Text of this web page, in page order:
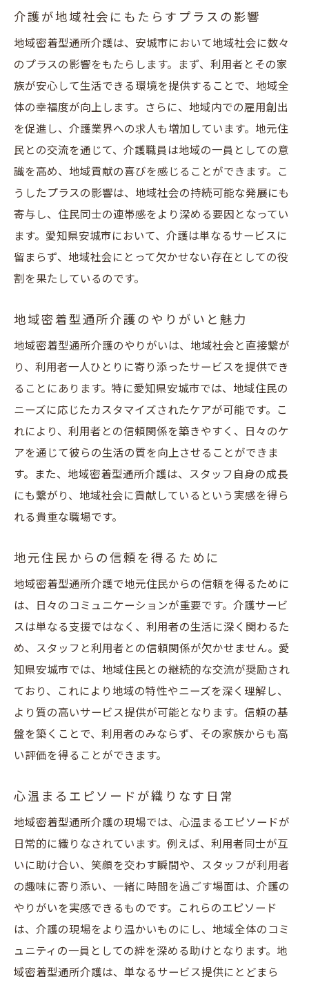
介護が地域社会にもたらすプラスの影響
地域密着型通所介護は、安城市において地域社会に数々
のプラスの影響をもたらします。まず、利用者とその家
族が安心して生活できる環境を提供することで、地域全
体の幸福度が向上します。さらに、地域内での雇用創出
を促進し、介護業界への求人も増加しています。地元住
民との交流を通じて、介護職員は地域の一員としての意
識を高め、地域貢献の喜びを感じることができます。こ
うしたプラスの影響は、地域社会の持続可能な発展にも
寄与し、住民同士の連帯感をより深める要因となってい
ます。愛知県安城市において、介護は単なるサービスに
留まらず、地域社会にとって欠かせない存在としての役
割を果たしているのです。
地域密着型通所介護のやりがいと魅力
地域密着型通所介護のやりがいは、地域社会と直接繋が
り、利用者一人ひとりに寄り添ったサービスを提供でき
ることにあります。特に愛知県安城市では、地域住民の
ニーズに応じたカスタマイズされたケアが可能です。こ
れにより、利用者との信頼関係を築きやすく、日々のケ
アを通じて彼らの生活の質を向上させることができま
す。また、地域密着型通所介護は、スタッフ自身の成長
にも繋がり、地域社会に貢献しているという実感を得ら
れる貴重な職場です。
地元住民からの信頼を得るために
地域密着型通所介護で地元住民からの信頼を得るために
は、日々のコミュニケーションが重要です。介護サービ
スは単なる支援ではなく、利用者の生活に深く関わるた
め、スタッフと利用者との信頼関係が欠かせません。愛
知県安城市では、地域住民との継続的な交流が奨励され
ており、これにより地域の特性やニーズを深く理解し、
より質の高いサービス提供が可能となります。信頼の基
盤を築くことで、利用者のみならず、その家族からも高
い評価を得ることができます。
心温まるエピソードが織りなす日常
地域密着型通所介護の現場では、心温まるエピソードが
日常的に織りなされています。例えば、利用者同士が互
いに助け合い、笑顔を交わす瞬間や、スタッフが利用者
の趣味に寄り添い、一緒に時間を過ごす場面は、介護の
やりがいを実感できるものです。これらのエピソード
は、介護の現場をより温かいものにし、地域全体のコミ
ュニティの一員としての絆を深める助けとなります。地
域密着型通所介護は、単なるサービス提供にとどまら